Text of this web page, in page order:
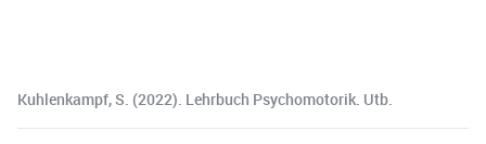
Kuhlenkampf, S. (2022). Lehrbuch Psychomotorik. Utb.